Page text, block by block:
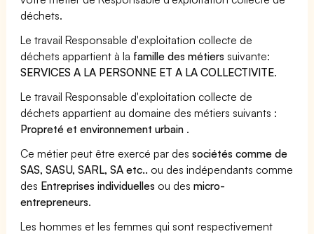
déchets.
Le travail Responsable d'exploitation collecte de
déchets appartient à la famille des métiers suivante:
SERVICES A LA PERSONNE ET A LA COLLECTIVITE.
Le travail Responsable d'exploitation collecte de
déchets appartient au domaine des métiers suivants :
Propreté et environnement urbain .
Ce métier peut être exercé par dessociétés comme de
SAS, SASU, SARL, SA etc.. ou des indépendants comme
des Entreprises individuelles ou desmicro-
entrepreneurs.
Les hommes et les femmes qui sont respectivement